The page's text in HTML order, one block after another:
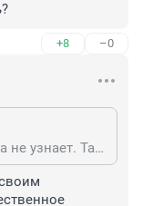
+8 –0
Поверь, он о тебе вообще никогда не узнает. Так что ему и забывать будет нечего.